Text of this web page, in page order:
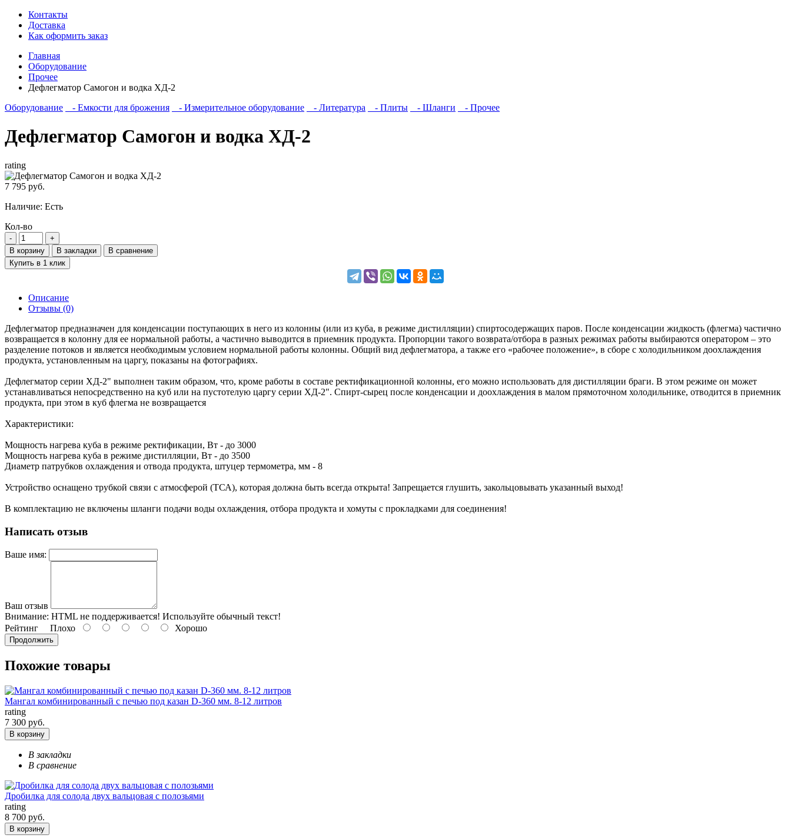
Контакты
Доставка
Как оформить заказ
Главная
Оборудование
Прочее
Дефлегматор Самогон и водка ХД-2
Оборудование
- Емкости для брожения - Измерительное оборудование - Литература - Плиты - Шланги - Прочее
Дефлегматор Самогон и водка ХД-2
rating
7 795 руб.
Наличие: Есть
Кол-во
В корзину В закладки
В сравнение
Купить в 1 клик
Описание
Отзывы (0)
Дефлегматор предназначен для конденсации поступающих в него из колонны (или из куба, в режиме дистилляции) спиртосодержащих паров. После конденсации жидкость (флегма) частично
возвращается в колонну для ее нормальной работы, а частично выводится в приемник продукта. Пропорции такого возврата/отбора в разных режимах работы выбираются оператором – это
разделение потоков и является необходимым условием нормальной работы колонны. Общий вид дефлегматора, а также его «рабочее положение», в сборе с холодильником доохлаждения
продукта, установленным на царгу, показаны на фотографиях.
Дефлегматор серии ХД-2" выполнен таким образом, что, кроме работы в составе ректификационной колонны, его можно использовать для дистилляции браги. В этом режиме он может
устанавливаться непосредственно на куб или на пустотелую царгу серии ХД-2". Спирт-сырец после конденсации и доохлаждения в малом прямоточном холодильнике, отводится в приемник
продукта, при этом в куб флегма не возвращается
Характеристики:
Мощность нагрева куба в режиме ректификации, Вт - до 3000
Мощность нагрева куба в режиме дистилляции, Вт - до 3500
Диаметр патрубков охлаждения и отвода продукта, штуцер термометра, мм - 8
Устройство оснащено трубкой связи с атмосферой (ТСА), которая должна быть всегда открыта! Запрещается глушить, закольцовывать указанный выход!
В комплектацию не включены шланги подачи воды охлаждения, отбора продукта и хомуты с прокладками для соединения!
Написать отзыв
Ваше имя:
Ваш отзыв
Внимание: HTML не поддерживается! Используйте обычный текст!
Рейтинг Плохо Хорошо
Продолжить
Похожие товары
Мангал комбинированный с печью под казан D-360 мм. 8-12 литров
rating
7 300 руб.
В корзину
В закладки
В сравнение
Дробилка для солода двух вальцовая с полозьями
rating
8 700 руб.
В корзину